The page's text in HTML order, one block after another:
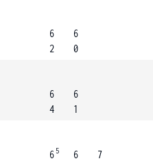
6
2
6
0
6
4
6
1
6 5
6
7